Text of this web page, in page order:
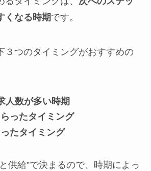
くなる時期です。
３つのタイミングがおすすめの
人数が多い時期
ったタイミング
たタイミング
供給”で決まるので、時期によっ